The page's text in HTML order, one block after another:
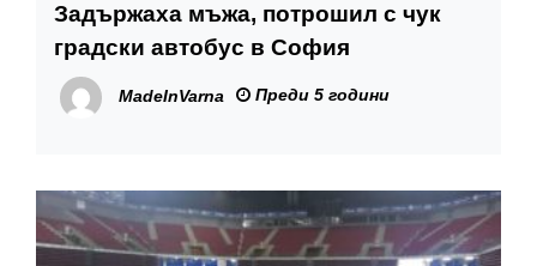
Задържаха мъжа, потрошил с чук
градски автобус в София
MadeInVarna Преди 5 години